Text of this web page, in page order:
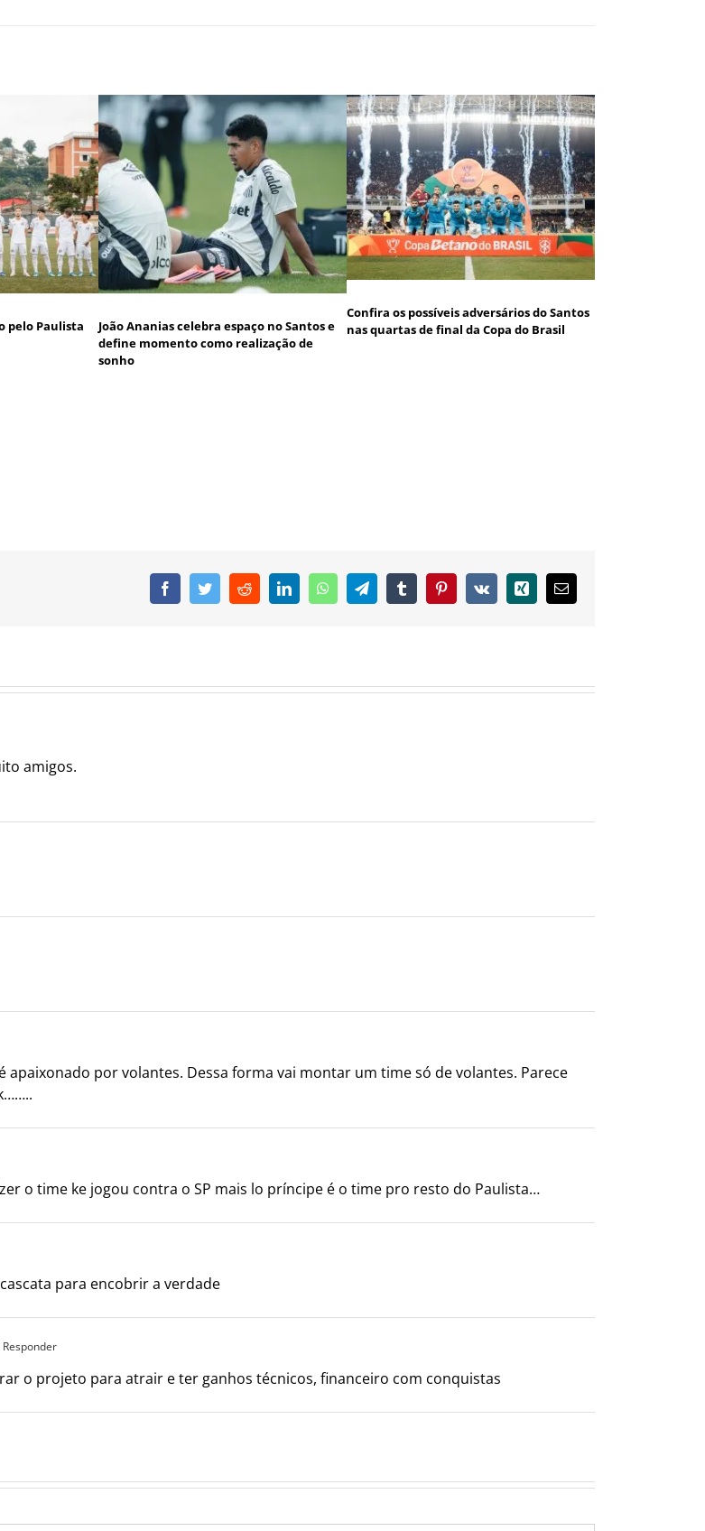
pelo Paulista
João Ananias celebra espaço no Santos e
define momento como realização de
sonho
Confira os possíveis adversários do Santos
nas quartas de final da Copa do Brasil
FacebookTwitterRedditLinkedInWhatsAppTelegramTumblr PinterestVk Xing
E-
mail
amigos.
apaixonado por volantes. Dessa forma vai montar um time só de volantes. Parece
o time ke jogou contra o SP mais lo príncipe é o time pro resto do Paulista…
para encobrir a verdade
Responder
o projeto para atrair e ter ganhos técnicos, financeiro com conquistas